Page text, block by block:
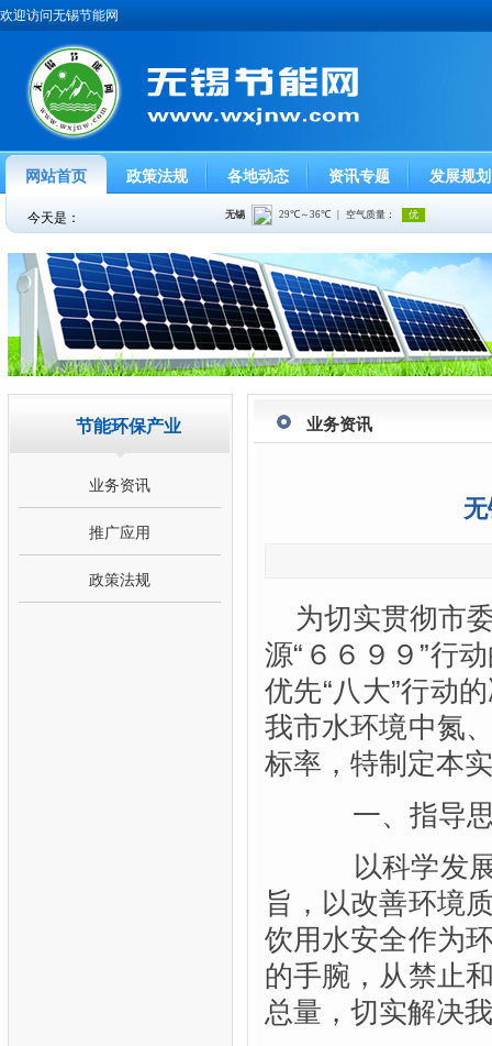
欢迎访问无锡节能网
网站首页 政策法规 各地动态 资讯专题 发展规划
今天是：
节能环保产业
业务资讯
推广应用
政策法规
业务资讯
为切实贯彻市
源“６６９９”行
优先“八大”行动
我市水环境中氮
标率，特制定本
一、指导
以科学发展
旨，以改善环境
饮用水安全作为
的手腕，从禁止
总量，切实解决